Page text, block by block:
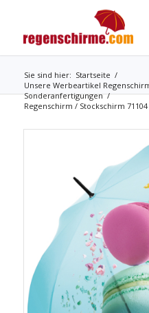
Sie sind hier: Startseite /
Unsere Werbeartikel
Sonderanfertigungen /
Regenschirm / Stockschirm 71104